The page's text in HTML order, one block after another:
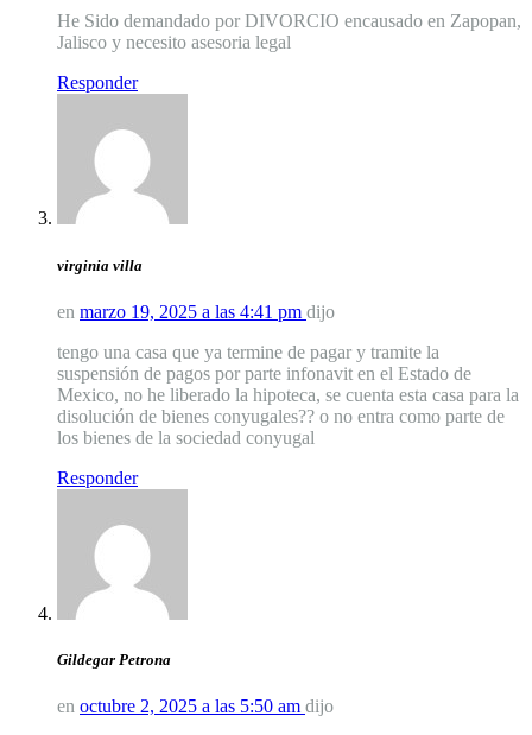
He Sido demandado por DIVORCIO encausado en Zapopan,
Jalisco y necesito asesoria legal
Responder
virginia villa
en marzo 19, 2025 a las 4:41 pm dijo
tengo una casa que ya termine de pagar y tramite la
suspensión de pagos por parte infonavit en el Estado de
Mexico, no he liberado la hipoteca, se cuenta esta casa para la
disolución de bienes conyugales?? o no entra como parte de
los bienes de la sociedad conyugal
Responder
Gildegar Petrona
en octubre 2, 2025 a las 5:50 am dijo